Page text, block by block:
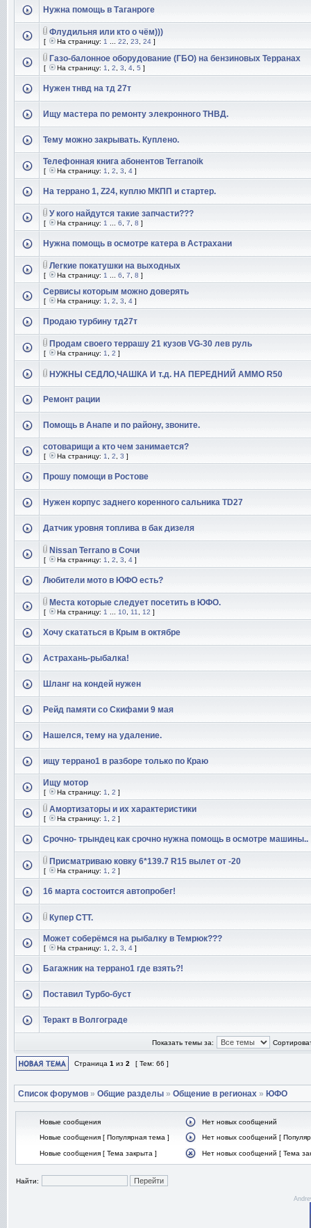
Нужна помощь в Таганроге
Флудильня или кто о чём)))
[ На страницу: 1 22 23 24 ]
Газо-балонное оборудование (ГБО) на бензиновых Терранах
[ На страницу: 1 2 3 4 5 ]
Нужен тнвд на тд 27т
Ищу мастера по ремонту элекронного ТНВД.
Тему можно закрывать. Куплено.
Телефонная книга абонентов Terranoik
[ На страницу: 1 2 3 4 ]
На террано 1, Z24, куплю МКПП и стартер.
У кого найдутся такие запчасти???
[ На страницу: 1 6 7 8 ]
Нужна помощь в осмотре катера в Астрахани
Легкие покатушки на выходных
[ На страницу: 1 6 7 8 ]
Сервисы которым можно доверять
[ На страницу: 1 2 3 4 ]
Продаю турбину тд27т
Продам своего террашу 21 кузов VG-30 лев руль
[ На страницу: 1 2 ]
НУЖНЫ СЕДЛО,ЧАШКА И т.д. НА ПЕРЕДНИЙ АММО R50
Ремонт рации
Помощь в Анапе и по району, звоните.
сотоварищи а кто чем занимается?
[ На страницу: 1 2 3 ]
Прошу помощи в Ростове
Нужен корпус заднего коренного сальника TD27
Датчик уровня топлива в бак дизеля
Nissan Terrano в Сочи
[ На страницу: 1 2 3 4 ]
Любители мото в ЮФО есть?
Места которые следует посетить в ЮФО.
[ На страницу: 1 10 11 12 ]
Хочу скататься в Крым в октябре
Астрахань-рыбалка!
Шланг на кондей нужен
Рейд памяти со Скифами 9 мая
Нашелся, тему на удаление.
ищу террано1 в разборе только по Краю
Ищу мотор
[ На страницу: 1 2 ]
Амортизаторы и их характеристики
[ На страницу: 1 2 ]
Срочно- трындец как срочно нужна помощь в осмотре машины..
Присматриваю ковку 6*139.7 R15 вылет от -20
[ На страницу: 1 2 ]
16 марта состоится автопробег!
Купер СТТ.
Может соберёмся на рыбалку в Темрюк???
[ На страницу: 1 2 3 4 ]
Багажник на террано1 где взять?!
Поставил Турбо-буст
Теракт в Волгограде
Показать темы за:
Страница 1 из 2 [ Тем: 66 ]
Список форумов » Общие разделы » Общение в регионах » ЮФО
Новые сообщения
Нет новых сообщений
Новые сообщения [ Популярная тема ]
Нет новых сообщений [
Новые сообщения [ Тема закрыта ] Нет новых сообщений [ Тема
Найти: